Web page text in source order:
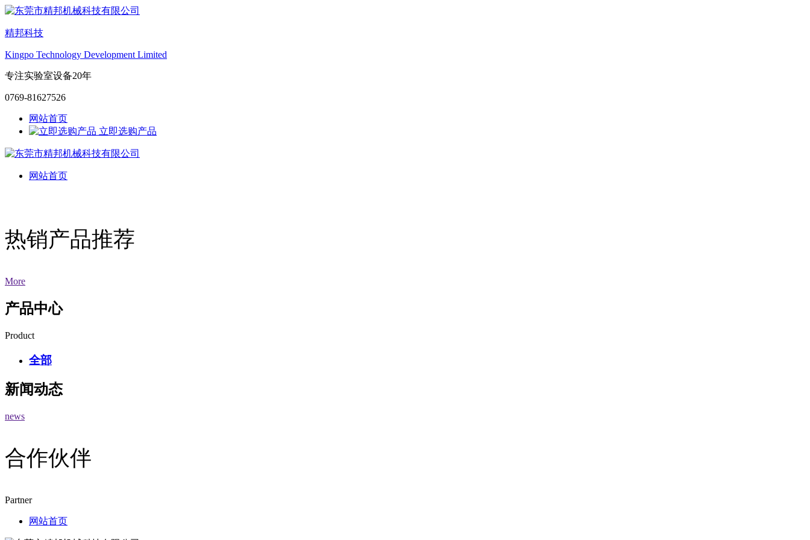
精邦科技
Kingpo Technology Development Limited
专注实验室设备20年
0769-81627526
网站首页
立即选购产品
网站首页
热销产品推荐
More
产品中心
Product
全部
新闻动态
news
合作伙伴
Partner
网站首页